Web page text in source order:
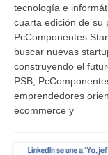
tecnología e
cuarta edición de su
PcComponentes
buscar nuevas
construyendo el
PSB,
emprendedores
ecommerce y